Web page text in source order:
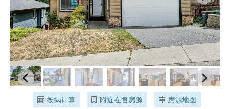
按揭计算 附近在售房源 房源地图